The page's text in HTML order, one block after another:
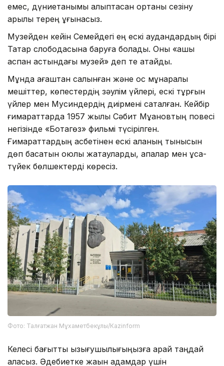
емес, дүниетанымы қалыптасқан ортаны сезіну
арқылы терең ұғынасыз.
Музейден кейін Семейдегі ең ескі аудандардың бірі
Татар слободасына баруға болады. Оны «ашық
аспан астындағы музей» деп те атайды.
Мұнда ағаштан салынған және қос мұнаралы
мешіттер, көпестердің зәулім үйлері, ескі тұрғын
үйлер мен Мусиндердің диірмені сақталған. Кейбір
ғимараттарда 1957 жылы Сәбит Мұқановтың повесі
негізінде «Ботагөз» фильмі түсірілген.
Ғимараттардың қасбетінен ескі қаланың тынысын
дөп басатын оюлы жақтауларды, қақпалар мен ұсақ-
түйек бөлшектерді көресіз.
Фото: Талғатжан Мұхаметбекұлы/Кazinform
Келесі бағытты қызығушылығыңызға қарай таңдай
аласыз. Әдебиетке жақын адамдар үшін